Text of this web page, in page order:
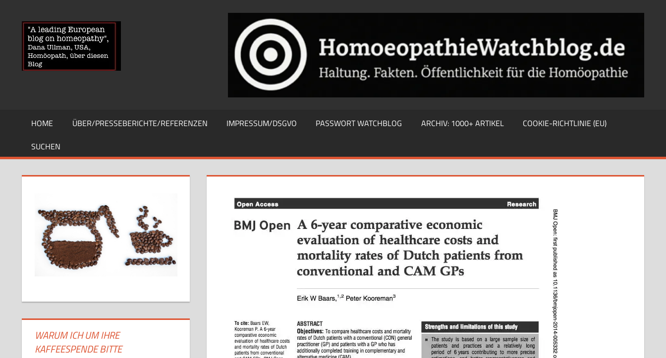
springen
HOMOEOPATHIEWATCHBLOG
News
über
Homöopathie
und
Globuli-
HOME ÜBER/PRESSEBERICHTE/REFERENZEN IMPRESSUM/DSGVO PASSWORT WATCHBLOG ARCHIV: 1000+ ARTIKEL
COOKIE-RICHTLINIE (EU)
SUCHEN
WARUM ICH UM IHRE
KAFFEESPENDE BITTE